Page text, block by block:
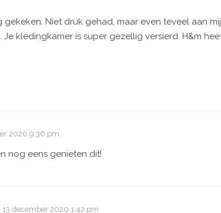
gekeken. Niet druk gehad, maar even teveel aan
kledingkamer is super gezellig versierd. H&m
2020 9:36 pm
nog eens genieten dit!
13 december 2020 1:42 pm